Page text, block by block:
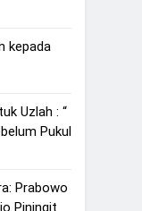
kepada
Uzlah : “
Pukul
Prabowo
Piningit